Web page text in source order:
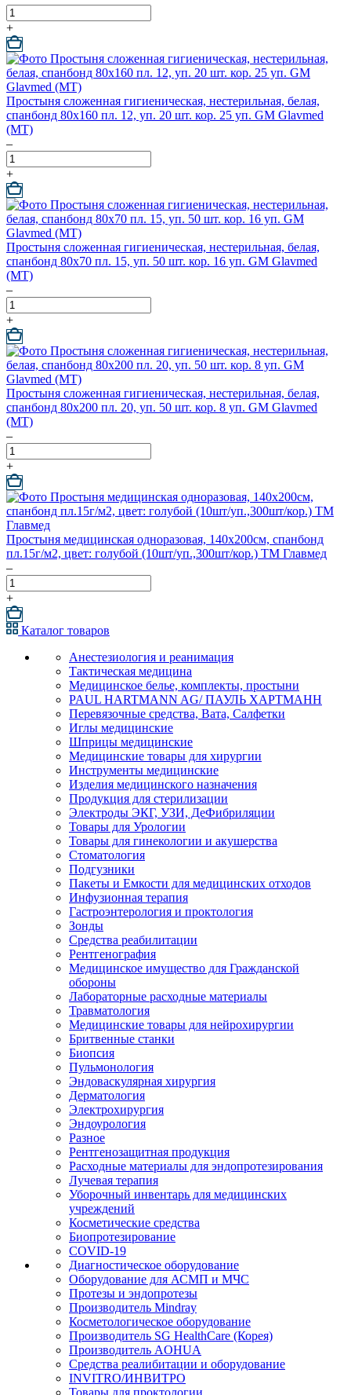
+
Простыня сложенная гигиеническая, нестерильная, белая,
спанбонд 80х160 пл. 12, уп. 20 шт. кор. 25 уп. GM Glavmed
(МТ)
–
+
Простыня сложенная гигиеническая, нестерильная, белая,
спанбонд 80х70 пл. 15, уп. 50 шт. кор. 16 уп. GM Glavmed
(МТ)
–
+
Простыня сложенная гигиеническая, нестерильная, белая,
спанбонд 80х200 пл. 20, уп. 50 шт. кор. 8 уп. GM Glavmed
(МТ)
–
+
Простыня медицинская одноразовая, 140х200см, спанбонд
пл.15г/м2, цвет: голубой (10шт/уп.,300шт/кор.) ТМ Главмед
–
+
Каталог товаров
Анестезиология и реанимация
Тактическая медицина
Медицинское белье, комплекты, простыни
PAUL HARTMANN AG/ ПАУЛЬ ХАРТМАНН
Перевязочные средства, Вата, Салфетки
Иглы медицинские
Шприцы медицинские
Медицинские товары для хирургии
Инструменты медицинские
Изделия медицинского назначения
Продукция для стерилизации
Электроды ЭКГ, УЗИ, ДеФибриляции
Товары для Урологии
Товары для гинекологии и акушерства
Стоматология
Подгузники
Пакеты и Емкости для медицинских отходов
Инфузионная терапия
Гастроэнтерология и проктология
Зонды
Средства реабилитации
Рентгенография
Медицинское имущество для Гражданской
обороны
Лабораторные расходные материалы
Травматология
Медицинские товары для нейрохирургии
Бритвенные станки
Биопсия
Пульмонология
Эндоваскулярная хирургия
Дерматология
Электрохирургия
Эндоурология
Разное
Рентгенозащитная продукция
Расходные материалы для эндопротезирования
Лучевая терапия
Уборочный инвентарь для медицинских
учреждений
Косметические средства
Биопротезирование
COVID-19
Диагностическое оборудование
Оборудование для АСМП и МЧС
Протезы и эндопротезы
Производитель Mindray
Косметологическое оборудование
Производитель SG HealthCare (Корея)
Производитель AOHUA
Средства реалибитации и оборудование
INVITRO/ИНВИТРО